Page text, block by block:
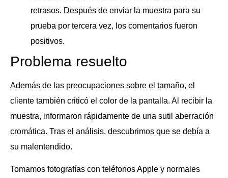
retrasos. Después de enviar la muestra para su
prueba por tercera vez, los comentarios fueron
positivos.
Problema resuelto
Además de las preocupaciones sobre el tamaño, el
cliente también criticó el color de la pantalla. Al recibir la
muestra, informaron rápidamente de una sutil aberración
cromática. Tras el análisis, descubrimos que se debía a
su malentendido.
Tomamos fotografías con teléfonos Apple y normales